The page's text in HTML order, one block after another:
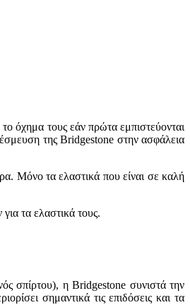
όχημα τους εάν πρώτα εμπιστεύονται
της Bridgestone στην ασφάλεια
Μόνο τα ελαστικά που είναι σε καλή
τα ελαστικά τους.
σπίρτου), η Bridgestone συνιστά την
σημαντικά τις επιδόσεις και τα